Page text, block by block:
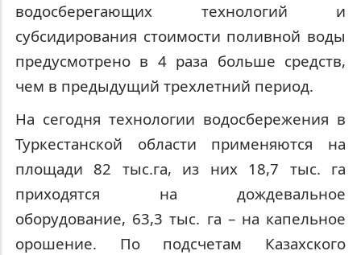
водосберегающих технологий и
субсидирования стоимости поливной воды
предусмотрено в 4 раза больше средств,
чем в предыдущий трехлетний период.
На сегодня технологии водосбережения в
Туркестанской области применяются на
площади 82 тыс.га, из них 18,7 тыс. га
приходятся на дождевальное
оборудование, 63,3 тыс. га – на капельное
орошение. По подсчетам Казахского